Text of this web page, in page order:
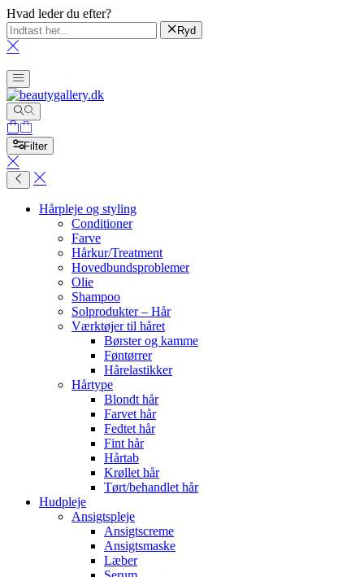
Hvad leder du efter?
Ryd
Filter
Hårpleje og styling
Conditioner
Farve
Hårkur/Treatment
Hovedbundsproblemer
Olie
Shampoo
Solprodukter – Hår
Værktøjer til håret
Børster og kamme
Føntørrer
Hårelastikker
Hårtype
Blondt hår
Farvet hår
Fedtet hår
Fint hår
Hårtab
Krøllet hår
Tørt/behandlet hår
Hudpleje
Ansigtspleje
Ansigtscreme
Ansigtsmaske
Læber